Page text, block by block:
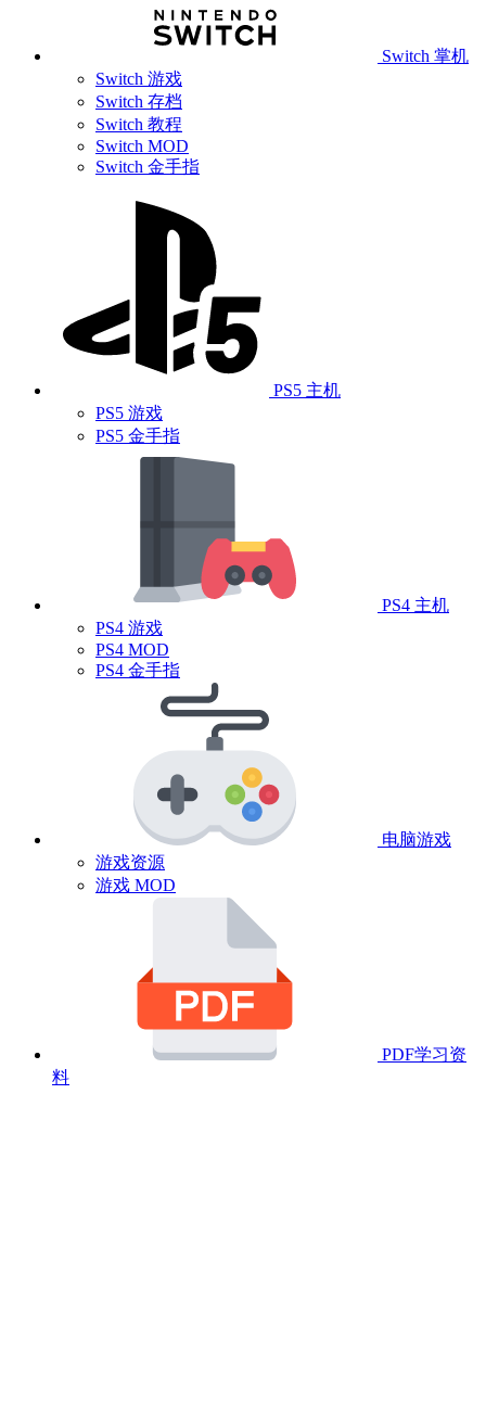
Switch 掌机
Switch 游戏
Switch 存档
Switch 教程
Switch MOD
Switch 金手指
PS5 主机
PS5 游戏
PS5 金手指
PS4 主机
PS4 游戏
PS4 MOD
PS4 金手指
电脑游戏
游戏资源
游戏 MOD
PDF学习资
料